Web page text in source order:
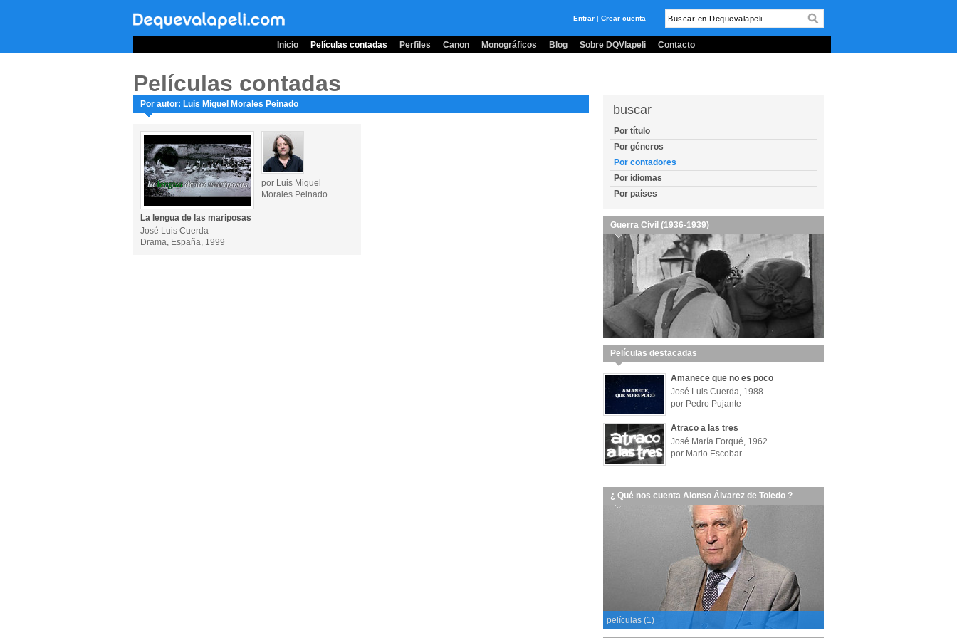
Entrar | Crear cuenta
Inicio Películas contadas Perfiles Canon Monográficos Blog Sobre DQVlapeli Contacto
Películas contadas
Por autor: Luis Miguel Morales Peinado
por Luis Miguel
Morales Peinado
La lengua de las mariposas
José Luis Cuerda
Drama, España, 1999
buscar
Por título
Por géneros
Por contadores
Por idiomas
Por países
Guerra Civil (1936-1939)
Películas destacadas
Amanece que no es poco
José Luis Cuerda, 1988
por Pedro Pujante
Atraco a las tres
José María Forqué, 1962
por Mario Escobar
¿ Qué nos cuenta Alonso Álvarez de Toledo ?
películas (1)